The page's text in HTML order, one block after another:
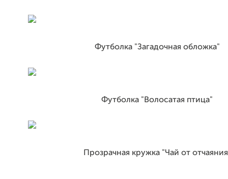
Футболка "Загадочная обложка"
Футболка "Волосатая птица"
Прозрачная кружка "Чай от